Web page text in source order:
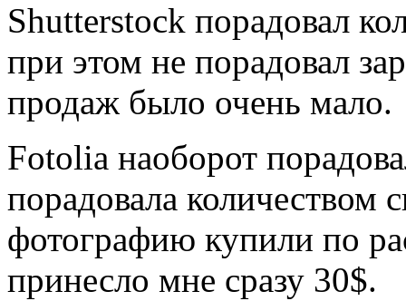
Shutterstock порадовал
при этом не порадовал
продаж было очень мало.
Fotolia наоборот
порадовала количеством
фотографию купили по
принесло мне сразу 30$.